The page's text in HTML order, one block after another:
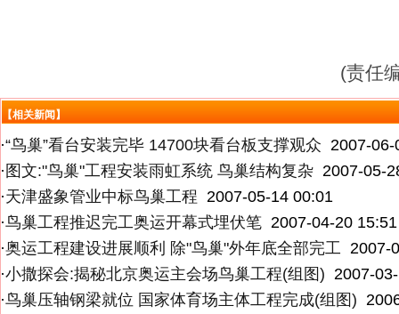
(责任
【相关新闻】
·“鸟巢”看台安装完毕 14700块看台板支撑观众 2007-06-
· 图文:"鸟巢"工程安装雨虹系统 鸟巢结构复杂 2007-05-
·天津盛象管业中标鸟巢工程 2007-05-14 00:01
·鸟巢工程推迟完工奥运开幕式埋伏笔 2007-04-20 15:51
·奥运工程建设进展顺利 除"鸟巢"外年底全部完工 2007-
·小撒探会:揭秘北京奥运主会场鸟巢工程(组图) 2007-
·鸟巢压轴钢梁就位 国家体育场主体工程完成(组图)